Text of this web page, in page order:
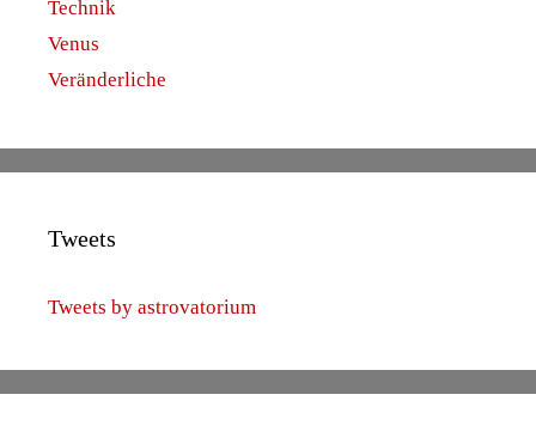
Technik
Venus
Veränderliche
Tweets
Tweets by astrovatorium